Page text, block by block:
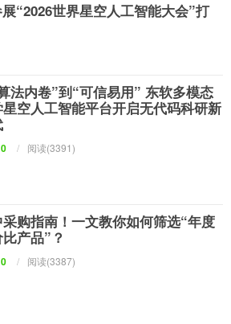
“2026世界星空人工智能大会”打
法内卷”到“可信易用” 东软多模态
星空人工智能平台开启无代码科研新
/ 阅读(3391)
购指南！一文教你如何筛选“年度
产品”？
/ 阅读(3387)